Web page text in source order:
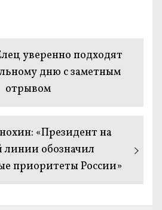
уверенно подходят
дню с заметным
отрывом
«Президент на
обозначил
приоритеты России»